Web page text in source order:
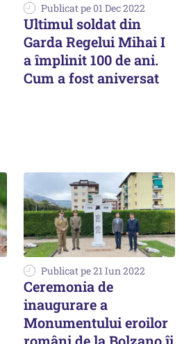
Publicat pe 01 Dec 2022
Ultimul soldat din
Garda Regelui Mihai I
a împlinit 100 de ani.
Cum a fost aniversat
Publicat pe 21 Iun 2022
Ceremonia de
inaugurare a
Monumentului eroilor